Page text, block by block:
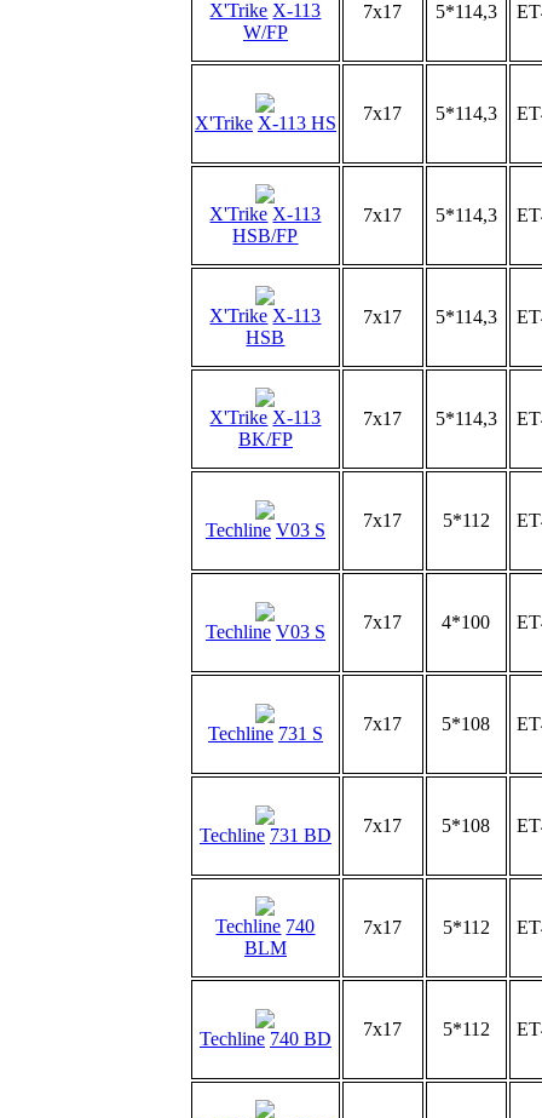
X'Trike X-113
W/FP
7x17 5*114,3
X'Trike X-113 HS 7x17 5*114,3
X'Trike X-113
HSB/FP
7x17 5*114,3
X'Trike X-113
HSB
7x17 5*114,3
X'Trike X-113
BK/FP
7x17 5*114,3
Techline V03 S 7x17 5*112
Techline V03 S 7x17 4*100
Techline 731 S 7x17 5*108
Techline 731 BD 7x17 5*108
Techline 740
BLM
7x17 5*112
Techline 740 BD 7x17 5*112